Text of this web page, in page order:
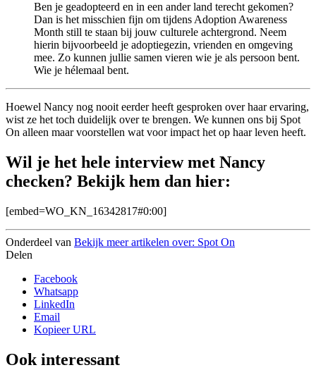
Ben je geadopteerd en in een ander land terecht gekomen?
Dan is het misschien fijn om tijdens Adoption Awareness
Month still te staan bij jouw culturele achtergrond. Neem
hierin bijvoorbeeld je adoptiegezin, vrienden en omgeving
mee. Zo kunnen jullie samen vieren wie je als persoon bent.
Wie je hélemaal bent.
Hoewel Nancy nog nooit eerder heeft gesproken over haar ervaring,
wist ze het toch duidelijk over te brengen. We kunnen ons bij Spot
On alleen maar voorstellen wat voor impact het op haar leven heeft.
Wil je het hele interview met Nancy
checken? Bekijk hem dan hier:
[embed=WO_KN_16342817#0:00]
Onderdeel van Bekijk meer artikelen over: Spot On
Delen
Facebook
Whatsapp
LinkedIn
Email
Kopieer URL
Ook interessant